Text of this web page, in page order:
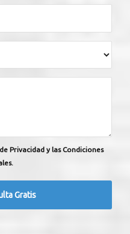
Privacidad y las Condiciones